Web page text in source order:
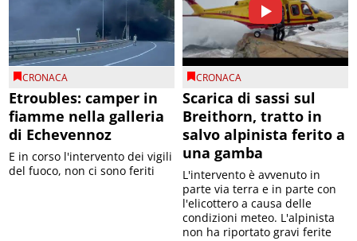
CRONACA
Etroubles: camper in
fiamme nella galleria
di Echevennoz
E in corso l'intervento dei vigili
del fuoco, non ci sono feriti
CRONACA
Scarica di sassi sul
Breithorn, tratto in
salvo alpinista ferito a
una gamba
L'intervento è avvenuto in
parte via terra e in parte con
l'elicottero a causa delle
condizioni meteo. L'alpinista
non ha riportato gravi ferite